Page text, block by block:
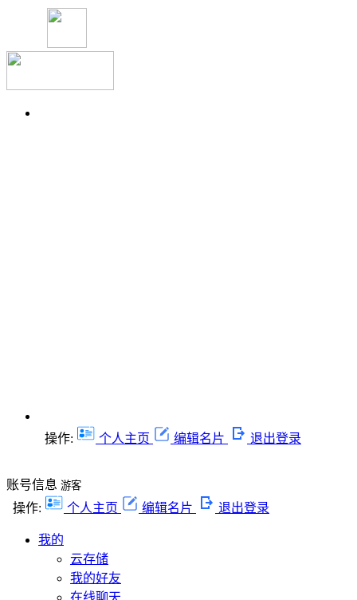
操作: 个人主页 编辑名片 退出登录
账号信息 游客
操作: 个人主页 编辑名片 退出登录
我的
云存储
我的好友
在线聊天